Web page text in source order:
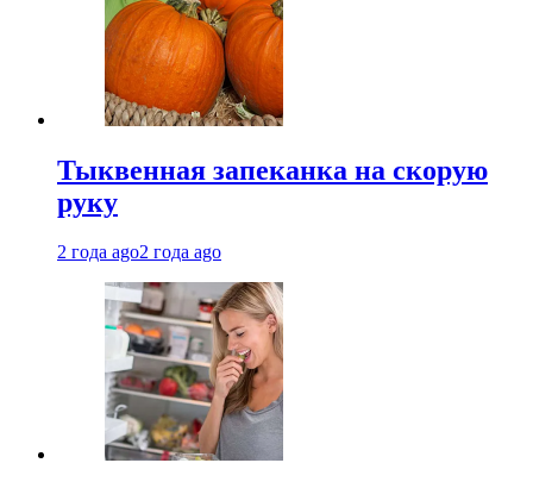
Тыквенная запеканка на скорую
руку
2 года ago2 года ago